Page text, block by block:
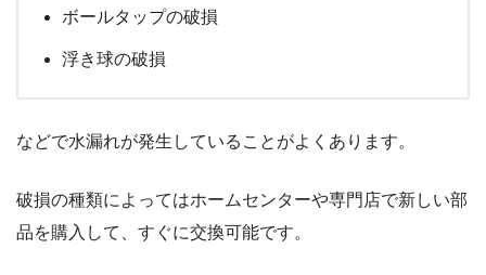
ボールタップの破損
浮き球の破損
などで水漏れが発生していることがよくあります。
破損の種類によってはホームセンターや専門店で新しい部
品を購入して、すぐに交換可能です。